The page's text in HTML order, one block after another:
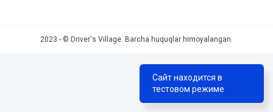
Сайт находится в
тестовом режиме
2023 - © Driver's Village. Barcha huquqlar himoyalangan.